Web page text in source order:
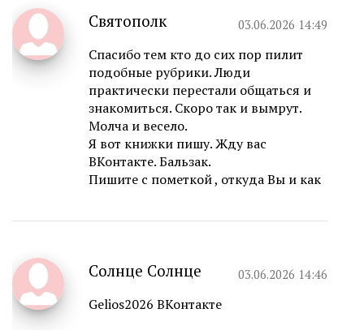
Святополк 03.06.2026 14:49
Спасибо тем кто до сих пор пилит
подобные рубрики. Люди
практически перестали общаться и
знакомиться. Скоро так и вымрут.
Молча и весело.
Я вот книжки пишу. Жду вас
ВКонтакте. Бальзак.
Пишите с пометкой , откуда Вы и как
Солнце Солнце 03.06.2026 14:46
Gelios2026 ВКонтакте